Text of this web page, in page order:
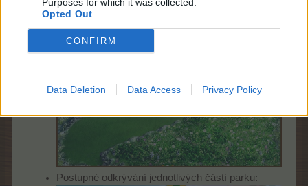
Opted Out
CONFIRM
Data Deletion Data Access Privacy Policy
Postupné odkrývání jednotlivých částí parku: